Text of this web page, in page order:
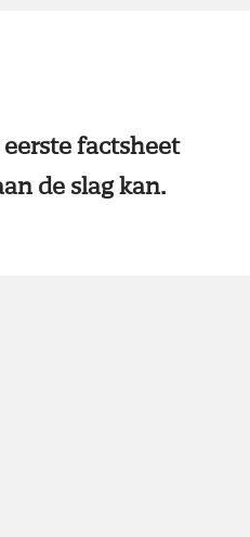
factsheet
de slag kan.